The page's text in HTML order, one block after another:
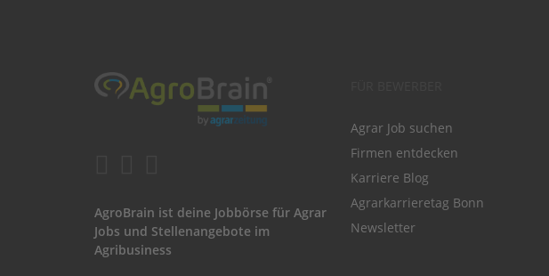
AgroBrain ist deine Jobbörse für Agrar
Jobs und Stellenangebote im
Agribusiness
Agrar Job suchen
Firmen entdecken
Karriere Blog
Agrarkarrieretag Bonn
Newsletter